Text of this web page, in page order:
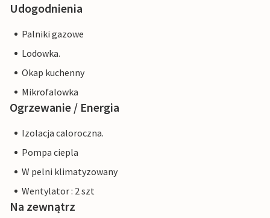
Udogodnienia
Palniki gazowe
Lodowka.
Okap kuchenny
Mikrofalowka
Ogrzewanie / Energia
Izolacja caloroczna.
Pompa ciepla
W pelni klimatyzowany
Wentylator : 2 szt
Na zewnątrz